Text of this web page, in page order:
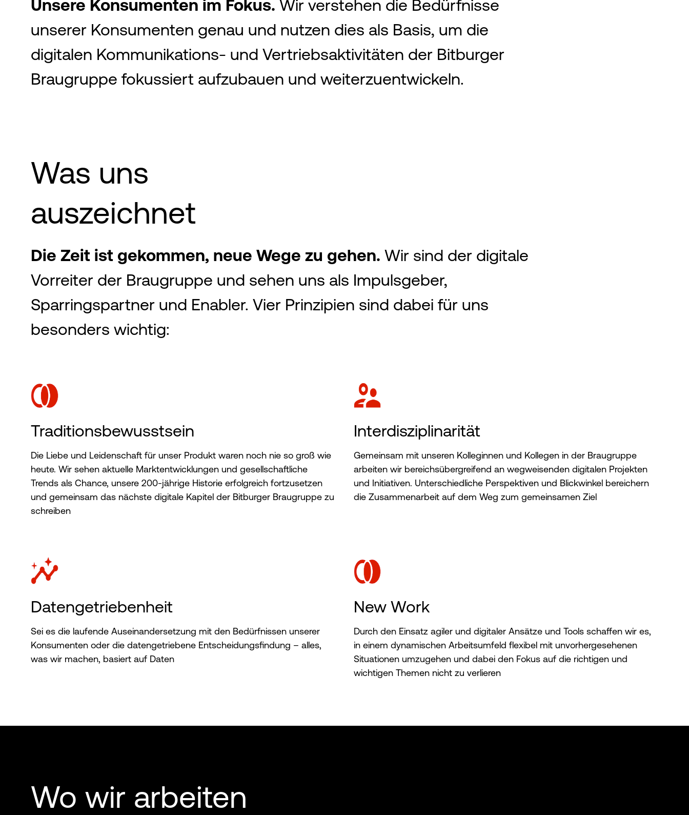
Unsere Konsumenten im Fokus. Wir verstehen die Bedürfnisse
unserer Konsumenten genau und nutzen dies als Basis, um die
digitalen Kommunikations- und Vertriebsaktivitäten der Bitburger
Braugruppe fokussiert aufzubauen und weiterzuentwickeln.
Was uns
auszeichnet
Die Zeit ist gekommen, neue Wege zu gehen. Wir sind der digitale
Vorreiter der Braugruppe und sehen uns als Impulsgeber,
Sparringspartner und Enabler. Vier Prinzipien sind dabei für uns
besonders wichtig:
Traditionsbewusstsein
Die Liebe und Leidenschaft für unser Produkt waren noch nie so groß wie
heute. Wir sehen aktuelle Marktentwicklungen und gesellschaftliche
Trends als Chance, unsere 200-jährige Historie erfolgreich fortzusetzen
und gemeinsam das nächste digitale Kapitel der Bitburger Braugruppe zu
schreiben
Interdisziplinarität
Gemeinsam mit unseren Kolleginnen und Kollegen in der Braugruppe
arbeiten wir bereichsübergreifend an wegweisenden digitalen Projekten
und Initiativen. Unterschiedliche Perspektiven und Blickwinkel bereichern
die Zusammenarbeit auf dem Weg zum gemeinsamen Ziel
Datengetriebenheit
Sei es die laufende Auseinandersetzung mit den Bedürfnissen unserer
Konsumenten oder die datengetriebene Entscheidungsfindung – alles,
was wir machen, basiert auf Daten
New Work
Durch den Einsatz agiler und digitaler Ansätze und Tools schaffen wir es,
in einem dynamischen Arbeitsumfeld flexibel mit unvorhergesehenen
Situationen umzugehen und dabei den Fokus auf die richtigen und
wichtigen Themen nicht zu verlieren
Wo wir arbeiten